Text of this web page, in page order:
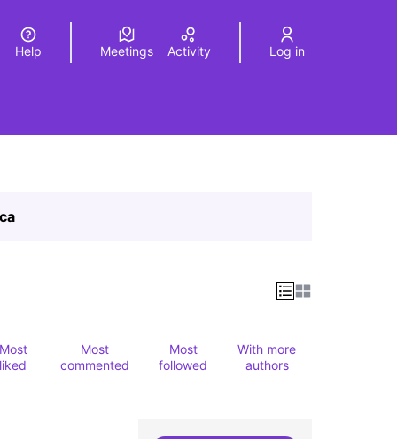
Elegir el idiomaChoose language
Help Meetings Activity Log in
Most
liked
Most
commented
Most
followed
With more
authors